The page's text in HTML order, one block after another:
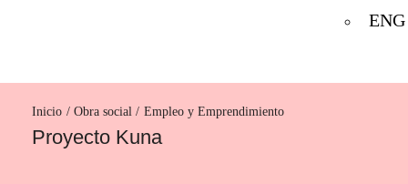
ENG
Inicio Empleo y Emprendimiento
Proyecto Kuna